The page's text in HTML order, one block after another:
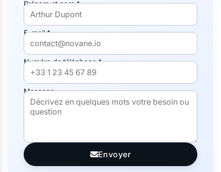
Prénom et nom *
E-mail *
Numéro de téléphone *
Message
Envoyer